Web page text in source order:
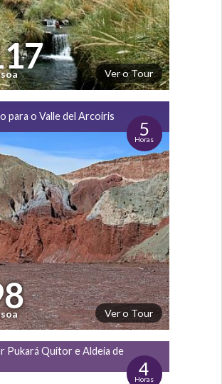
Ver o Tour
para o Valle del Arcoiris
5
Horas
Ver o Tour
Pukará Quitor e Aldeia de
4
Horas